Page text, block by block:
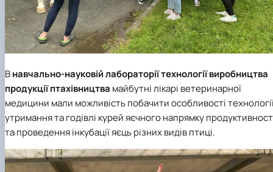
Внавчально-науковій лабораторії технології виробництва
продукції птахівництва майбутні лікарі ветеринарної
медицини мали можливість побачити особливості
утримання та годівлі курей яєчного напрямку
та проведення інкубації яєць різних видів птиці.